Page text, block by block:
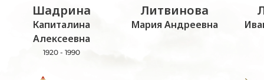
Шадрина
Капиталина
Алексеевна
1920 - 1990
Литвинова
Мария Андреевна